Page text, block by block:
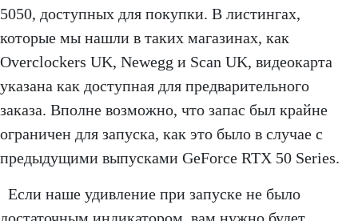
5050, доступных для покупки. В листингах,
которые мы нашли в таких магазинах, как
Overclockers UK, Newegg и Scan UK, видеокарта
указана как доступная для предварительного
заказа. Вполне возможно, что запас был крайне
ограничен для запуска, как это было в случае с
предыдущими выпусками GeForce RTX 50 Series.
Если наше удивление при запуске не было